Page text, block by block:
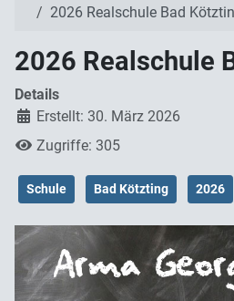
2026 Realschule Bad
2026 Realschule
Details
Erstellt: 30. März 2026
Zugriffe: 305
Schule Bad Kötzting 2026